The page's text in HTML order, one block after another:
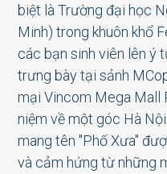
biệt là Trường đại học
Minh) trong khuôn khổ
các bạn sinh viên lên ý
trưng bày tại sảnh
mại Vincom Mega Mall
niệm về một góc Hà
mang tên "Phố Xưa"
và cảm hứng từ những